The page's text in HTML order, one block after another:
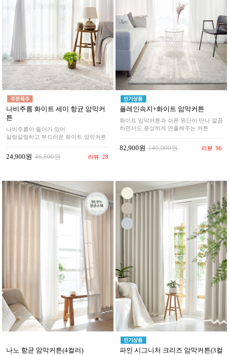
나비주름 화이트 세미 항균 암막커
튼
나비주름이 들어가 있어
살랑살랑하고 부드러운 화이트 암막커튼
24,900원 46,800원 리뷰 28
플레인속지+화이트 암막커튼
화이트 암막커튼과 쉬폰 원단이 만나 깔끔
하면서도 풍성하게 연출해주는 커튼
82,900원 140,000원 리뷰 96
나노 항균 암막커튼(4컬러)
파인 시그니처 크리즈 암막커튼(3컬